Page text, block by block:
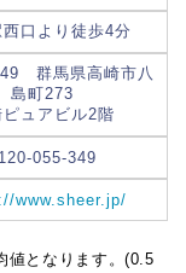
口より徒歩4分
群馬県高崎市八
島町273
ピュアビル2階
055-349
www.sheer.jp/
値となります。(0.5